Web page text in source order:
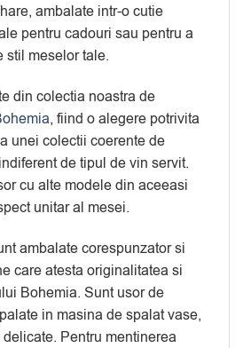
ambalate intr-o cutie
pentru cadouri sau pentru a
stil meselor tale.
din colectia noastra de
, fiind o alegere potrivita
unei colectii coerente de
de tipul de vin servit.
cu alte modele din aceeasi
unitar al mesei.
ambalate corespunzator si
care atesta originalitatea si
Bohemia. Sunt usor de
in masina de spalat vase,
Pentru mentinerea